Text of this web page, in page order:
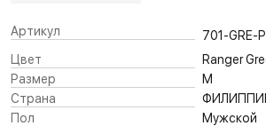
Артикул
701-GRE-
Цвет
Ranger
Размер
M
Страна
Пол
Мужской